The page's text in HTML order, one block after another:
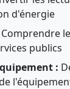
d'énergie
Comprendre
publics
: